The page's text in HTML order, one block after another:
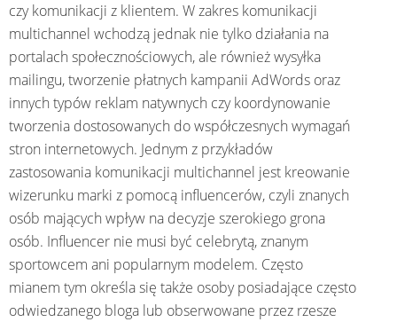
czy komunikacji z klientem. W zakres komunikacji
multichannel wchodzą jednak nie tylko działania na
portalach społecznościowych, ale również wysyłka
mailingu, tworzenie płatnych kampanii AdWords oraz
innych typów reklam natywnych czy koordynowanie
tworzenia dostosowanych do współczesnych wymagań
stron internetowych. Jednym z przykładów
zastosowania komunikacji multichannel jest kreowanie
wizerunku marki z pomocą influencerów, czyli znanych
osób mających wpływ na decyzje szerokiego grona
osób. Influencer nie musi być celebrytą, znanym
sportowcem ani popularnym modelem. Często
mianem tym określa się także osoby posiadające często
odwiedzanego bloga lub obserwowane przez rzesze